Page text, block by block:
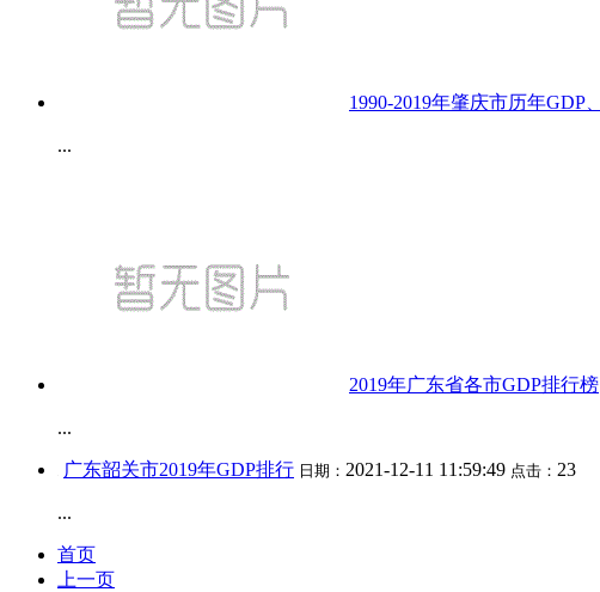
1990-2019年肇庆市历年GDP
...
2019年广东省各市GDP排行榜
...
广东韶关市2019年GDP排行 日期： 2021-12-11 11:59:49 点击： 23
...
首页
上一页